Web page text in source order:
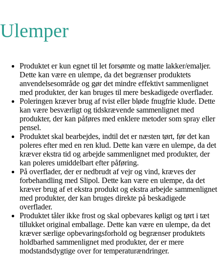
Ulemper
Produktet er kun egnet til let forsømte og matte lakker/emaljer.
Dette kan være en ulempe, da det begrænser produktets
anvendelsesområde og gør det mindre effektivt sammenlignet
med produkter, der kan bruges til mere beskadigede overflader.
Poleringen kræver brug af tvist eller bløde fnugfrie klude. Dette
kan være besværligt og tidskrævende sammenlignet med
produkter, der kan påføres med enklere metoder som spray eller
pensel.
Produktet skal bearbejdes, indtil det er næsten tørt, før det kan
poleres efter med en ren klud. Dette kan være en ulempe, da det
kræver ekstra tid og arbejde sammenlignet med produkter, der
kan poleres umiddelbart efter påføring.
På overflader, der er nedbrudt af vejr og vind, kræves der
forbehandling med Slipol. Dette kan være en ulempe, da det
kræver brug af et ekstra produkt og ekstra arbejde sammenlignet
med produkter, der kan bruges direkte på beskadigede
overflader.
Produktet tåler ikke frost og skal opbevares køligt og tørt i tæt
tillukket original emballage. Dette kan være en ulempe, da det
kræver særlige opbevaringsforhold og begrænser produktets
holdbarhed sammenlignet med produkter, der er mere
modstandsdygtige over for temperaturændringer.